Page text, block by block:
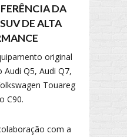
DA
DE ALTA
original
Q5, Audi Q7,
Touareg
C90.
com a